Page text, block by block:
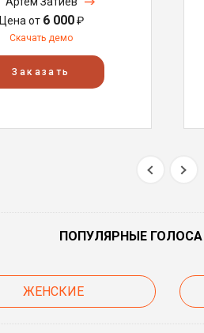
Цена от 6 000₽
Скачать демо
Заказать
ПОПУЛЯРНЫЕ
ЖЕНСКИЕ